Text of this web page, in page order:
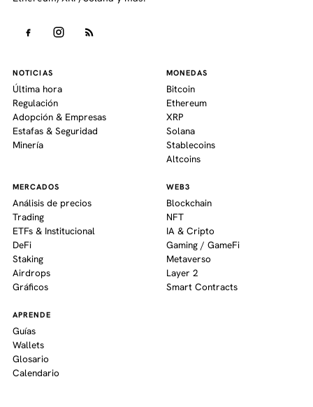
NOTICIAS
Última hora
Regulación
Adopción & Empresas
Estafas & Seguridad
Minería
MONEDAS
Bitcoin
Ethereum
XRP
Solana
Stablecoins
Altcoins
MERCADOS
Análisis de precios
Trading
ETFs & Institucional
DeFi
Staking
Airdrops
Gráficos
WEB3
Blockchain
NFT
IA & Cripto
Gaming / GameFi
Metaverso
Layer 2
Smart Contracts
APRENDE
Guías
Wallets
Glosario
Calendario